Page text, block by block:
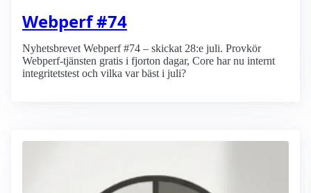
Webperf #74
Nyhetsbrevet Webperf #74 – skickat 28:e juli. Provkör
Webperf-tjänsten gratis i fjorton dagar, Core har nu internt
integritetstest och vilka var bäst i juli?